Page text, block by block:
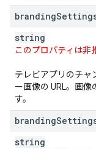
branding
string
このプロパティは非
テレビアプリのチャ
ー画像の URL。画
す。
branding
string